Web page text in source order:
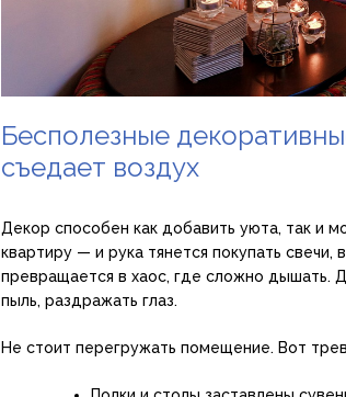
Бесполезные
съедает воздух
Декор способен как добавить уюта, так и
квартиру — и рука тянется покупать свечи,
превращается в хаос, где сложно дышать.
пыль, раздражать глаз.
Не стоит перегружать помещение. Вот